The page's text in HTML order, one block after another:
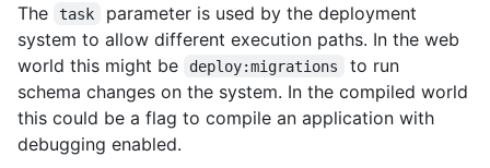
The
task
parameter is used by the deployment
system to allow different execution paths. In the web
world this might be
deploy:migrations
to run
schema changes on the system. In the compiled world
this could be a flag to compile an application with
debugging enabled.